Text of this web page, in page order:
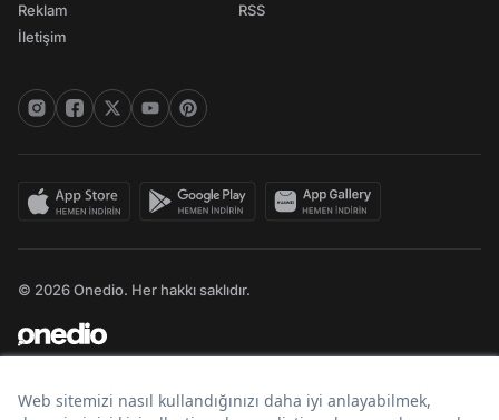
Reklam
İletişim
RSS
© 2026 Onedio. Her hakkı saklıdır.
Bir markasıdır.